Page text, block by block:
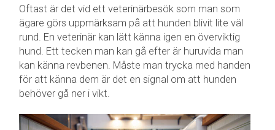
Oftast är det vid ett veterinärbesök som man som
ägare görs uppmärksam på att hunden blivit lite väl
rund. En veterinär kan lätt känna igen en överviktig
hund. Ett tecken man kan gå efter är huruvida man
kan känna revbenen. Måste man trycka med handen
för att känna dem är det en signal om att hunden
behöver gå ner i vikt.